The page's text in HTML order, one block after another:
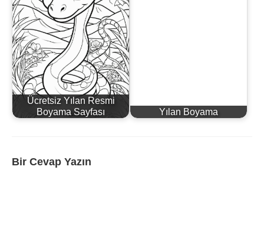
Ücretsiz Yılan Resmi
Boyama Sayfası
Yılan Boyama
Bir Cevap Yazın